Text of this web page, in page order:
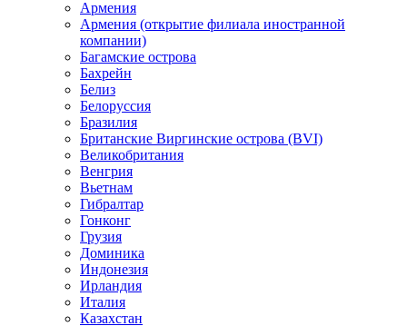
Армения
Армения (открытие филиала иностранной
компании)
Багамские острова
Бахрейн
Белиз
Белоруссия
Бразилия
Британские Виргинские острова (BVI)
Великобритания
Венгрия
Вьетнам
Гибралтар
Гонконг
Грузия
Доминика
Индонезия
Ирландия
Италия
Казахстан